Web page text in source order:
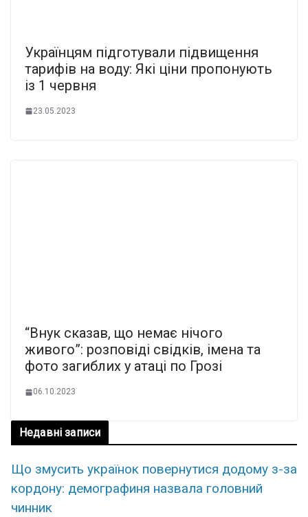
Українцям підготували підвищення
тарифів на воду: Які ціни пропонують
із 1 червня
23.05.2023
“Внук сказав, що немає нічого
живого”: розповіді свідків, імена та
фото загиблих у атаці по Грозі
06.10.2023
Недавні записи
Що змусить українок повернутися додому з-за
кордону: демографиня назвала головний
чинник